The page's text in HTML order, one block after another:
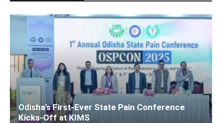
Odisha’s First-Ever State Pain Conference
Kicks-Off at KIMS